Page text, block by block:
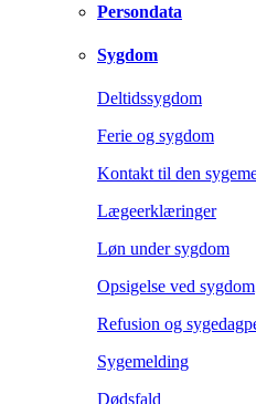
Persondata
Sygdom
Deltidssygdom
Ferie og sygdom
Kontakt til den
Lægeerklæringer
Løn under sygdom
Opsigelse ved sygdom
Refusion og
Sygemelding
Dødsfald